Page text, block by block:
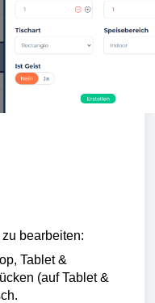
bearbeiten:
Tablet &
(auf Tablet &